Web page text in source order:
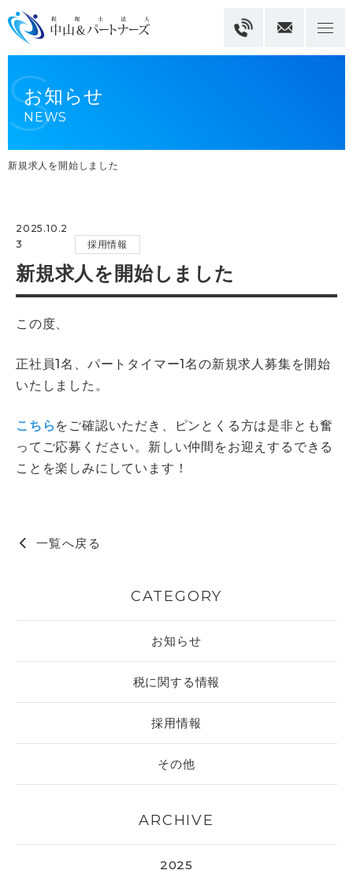
新規求人を開始しました
お知らせ
NEWS
2025.10.2
3
採用情報
新規求人を開始しました
この度、
正社員1名、パートタイマー1名の新規求人募集を開始
いたしました。
こちら をご確認いただき、ピンとくる方は是非とも奮
ってご応募ください。新しい仲間をお迎えするできる
ことを楽しみにしています！
一覧へ戻る
CATEGORY
お知らせ
税に関する情報
採用情報
その他
ARCHIVE
2025